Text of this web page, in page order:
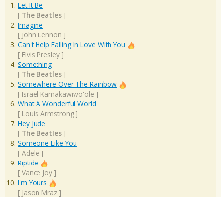
Let It Be
[ The Beatles ]
Imagine
[ John Lennon ]
Can't Help Falling In Love With You
[ Elvis Presley ]
Something
[ The Beatles ]
Somewhere Over The Rainbow
[ Israel Kamakawiwo'ole ]
What A Wonderful World
[ Louis Armstrong ]
Hey Jude
[ The Beatles ]
Someone Like You
[ Adele ]
Riptide
[ Vance Joy ]
I'm Yours
[ Jason Mraz ]